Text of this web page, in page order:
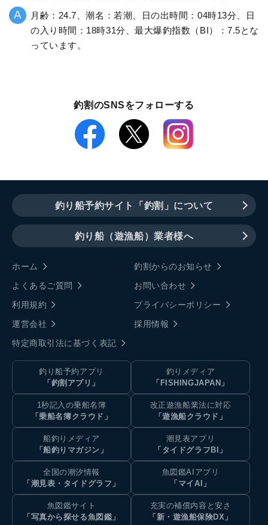
月齢：24.7、潮名：若潮、日の出時間：04時13分、日
の入り時間：18時31分、最大爆釣指数（BI）：7.5とな
っています。
釣割のSNSをフォローする
釣り船予約サイト「釣割」について
釣り船（遊漁船）業者様へ
ホーム
釣割からのお知らせ
よくあるご質問
お問い合わせ
利用規約
プライバシーポリシー
運営会社
採用情報
特定商取引法に基づく表記
釣り船予約アプリ
「釣割アプリ」
釣りメディア
「FISHINGJAPAN」
1秒記入の乗船名簿
「乗船名簿クラウド」
改正遊漁船業法に対応
「遊漁船クラウド」
船釣りメディア
「船釣りマガジン」
潮見表アプリ
「タイドグラフBI」
全国の潮汐情報
「潮見表・タイドグラフ」
魚図鑑AIアプリ
「マイAI」
魚図鑑サイト
「写真から探せる魚図鑑」
充実の補償内容と安さ
「新・遊漁船保険DX」